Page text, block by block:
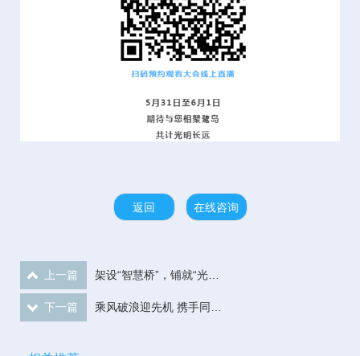
返回 在线咨询
上一篇 架设“智慧桥”，铺就“光明路” | 第11届华厦眼科国际论坛盛大召开
下一篇 乘风破浪迎先机 携手同心立潮头 | 华厦眼科2025屈光运营年会圆满举行